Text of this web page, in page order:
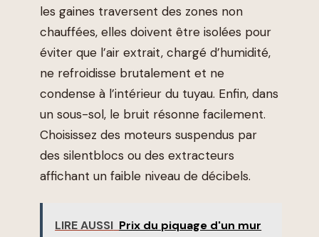
les gaines traversent des zones non
chauffées, elles doivent être isolées pour
éviter que l’air extrait, chargé d’humidité,
ne refroidisse brutalement et ne
condense à l’intérieur du tuyau. Enfin, dans
un sous-sol, le bruit résonne facilement.
Choisissez des moteurs suspendus par
des silentblocs ou des extracteurs
affichant un faible niveau de décibels.
LIRE AUSSI Prix du piquage d'un mur